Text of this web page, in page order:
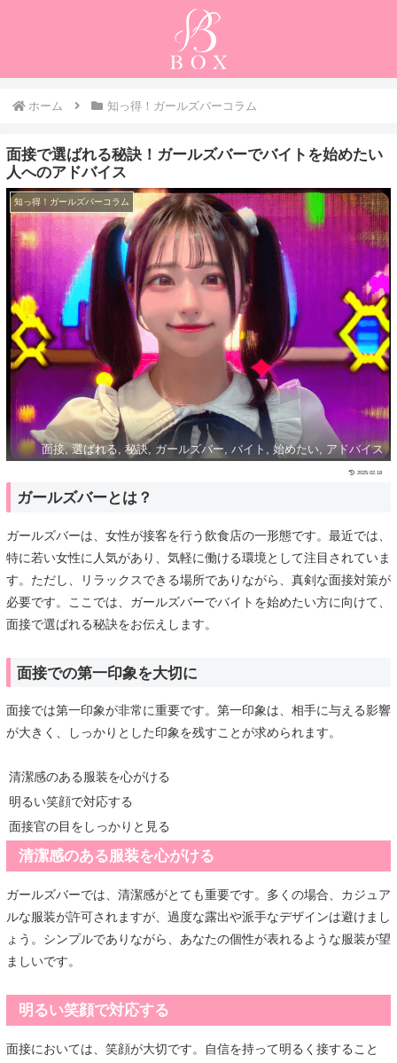
ホーム 知っ得！ガールズバーコラム
面接で選ばれる秘訣！ガールズバーでバイトを始めたい
人へのアドバイス
知っ得！ガールズバーコラム
面接, 選ばれる, 秘訣, ガールズバー, バイト, 始めたい, アドバイス
2025.02.18
ガールズバーとは？
ガールズバーは、女性が接客を行う飲食店の一形態です。最近では、
特に若い女性に人気があり、気軽に働ける環境として注目されていま
す。ただし、リラックスできる場所でありながら、真剣な面接対策が
必要です。ここでは、ガールズバーでバイトを始めたい方に向けて、
面接で選ばれる秘訣をお伝えします。
面接での第一印象を大切に
面接では第一印象が非常に重要です。第一印象は、相手に与える影響
が大きく、しっかりとした印象を残すことが求められます。
清潔感のある服装を心がける
明るい笑顔で対応する
面接官の目をしっかりと見る
清潔感のある服装を心がける
ガールズバーでは、清潔感がとても重要です。多くの場合、カジュア
ルな服装が許可されますが、過度な露出や派手なデザインは避けまし
ょう。シンプルでありながら、あなたの個性が表れるような服装が望
ましいです。
明るい笑顔で対応する
面接においては、笑顔が大切です。自信を持って明るく接すること